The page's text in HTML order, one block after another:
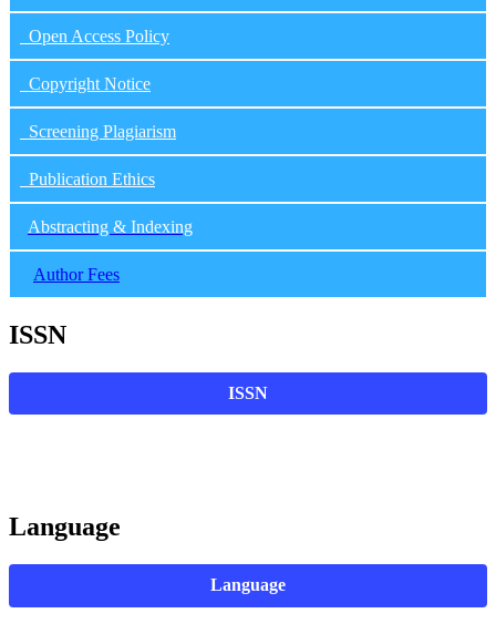
Open Access Policy
Copyright Notice
Screening Plagiarism
Publication Ethics
Abstracting & Indexing
Author Fees
ISSN
ISSN
Language
Language